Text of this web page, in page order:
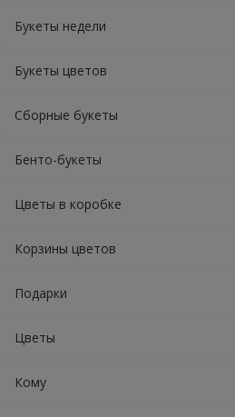
Букеты недели
Букеты цветов
Сборные букеты
Бенто-букеты
Цветы в коробке
Корзины цветов
Подарки
Цветы
Кому